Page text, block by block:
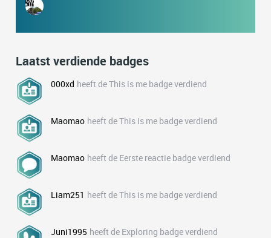
Laatst verdiende badges
000xd heeft de This is me badge verdiend
Maomao heeft de This is me badge verdiend
Maomao heeft de Eerste reactie badge verdiend
Liam251 heeft de This is me badge verdiend
Juni1995 heeft de Exploring badge verdiend